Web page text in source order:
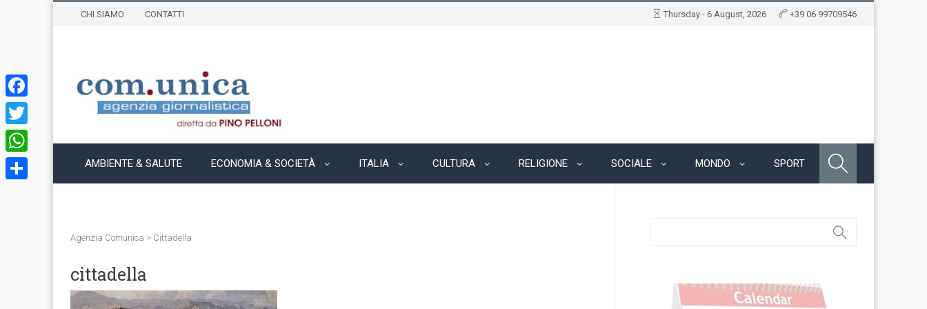
CHI SIAMO CONTATTI Thursday - 6 August, 2026 +39 06 99709546
AMBIENTE & SALUTE ECONOMIA & SOCIETÀ ITALIA CULTURA RELIGIONE SOCIALE MONDO SPORT
Agenzia Comunica > Cittadella
cittadella
Facebook
Twitter
WhatsApp